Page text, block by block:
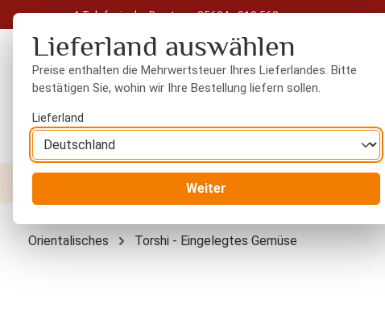
Hauptinhalt springen
Zur Suche springen
Zur Hauptnavigation springen
Telefonische Beratung: 05604 - 919 563
Trockenfrüchte Gewürze
Orientalisches Torshi - Eingelegtes Gemüse
Lieferland auswählen
Preise enthalten die Mehrwertsteuer Ihres Lieferlandes. Bitte
bestätigen Sie, wohin wir Ihre Bestellung liefern sollen.
Lieferland
Weiter